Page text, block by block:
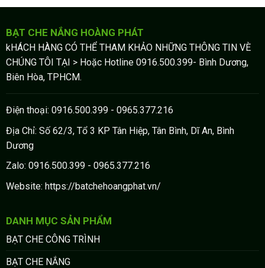
BẠT CHE NẮNG HOÀNG PHÁT
kHÁCH HÀNG CÓ THỂ THAM KHẢO NHỮNG THÔNG TIN VÈ
CHÚNG TÔI TẠI > Hoặc Hotline 0916.500.399- Bình Dương,
Biên Hòa, TPHCM.
Điện thoại: 0916.500.399 - 0965.377.216
Địa Chỉ: Số 62/3, Tổ 3 KP Tân Hiệp, Tân Bình, Dĩ An, Bình
Dương
Zalo: 0916.500.399 - 0965.377.216
Website: https://batchehoangphat.vn/
DANH MỤC SẢN PHẨM
BẠT CHE CÔNG TRÌNH
BẠT CHE NẮNG